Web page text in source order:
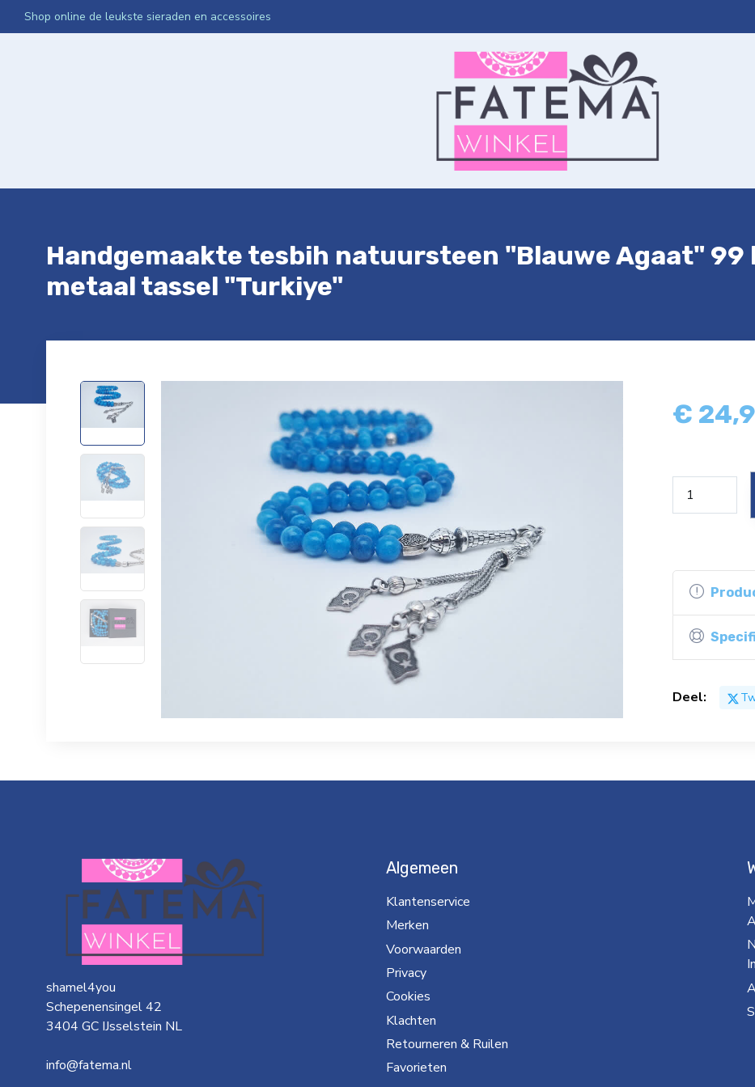
Shop online de leukste sieraden en accessoires
Autohanger Sleutelhanger Contact Winkelwagen
Handgemaakte tesbih natuursteen "Blauwe Agaat" 99
metaal tassel "Turkiye"
€
Deel:
shamel4you
Schepenensingel 42
3404 GC IJsselstein NL
info@fatema.nl
Algemeen
Klantenservice
Merken
Voorwaarden
Privacy
Cookies
Klachten
Retourneren & Ruilen
Favorieten